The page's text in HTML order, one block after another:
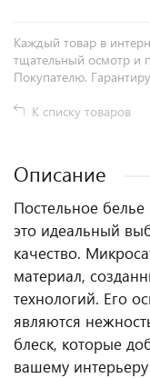
Каждый товар в
тщательный осмотр и
Покупателю.
К списку товаров
Описание
Постельное
это идеальный
качество.
материал,
технологий. Его
являются
блеск, которые
вашему